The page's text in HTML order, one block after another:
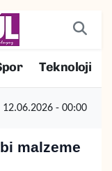
Teknoloji
12.06.2026 - 00:00
malzeme